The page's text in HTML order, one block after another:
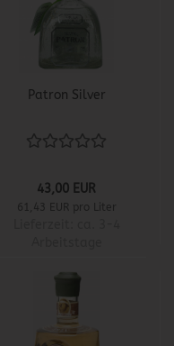
Patron Silver
43,00 EUR
61,43 EUR pro Liter